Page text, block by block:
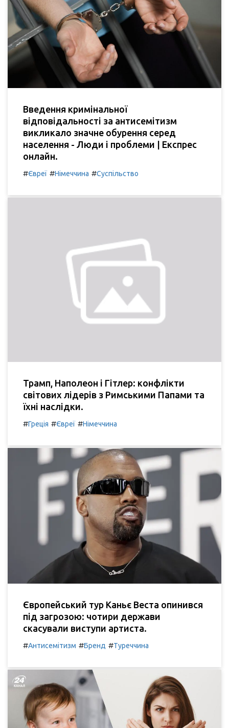
Введення кримінальної
відповідальності за антисемітизм
викликало значне обурення серед
населення - Люди і проблеми | Експрес
онлайн.
#Євреї #Німеччина #Суспільство
Трамп, Наполеон і Гітлер: конфлікти
світових лідерів з Римськими Папами та
їхні наслідки.
#Греція #Євреї #Німеччина
Європейський тур Каньє Веста опинився
під загрозою: чотири держави
скасували виступи артиста.
#Антисемітизм #Бренд #Туреччина